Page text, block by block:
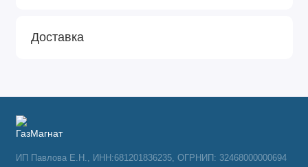
Доставка
ИП Павлова Е.Н., ИНН:681201836235, ОГРНИП: 32468000000694